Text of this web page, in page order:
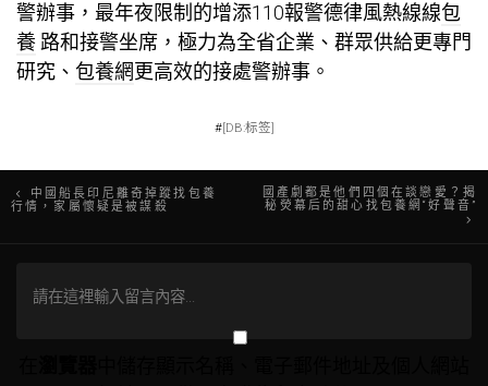
警辦事，最年夜限制的增添110報警德律風熱線線包
養 路和接警坐席，極力為全省企業、群眾供給更專門
研究、 包養網更高效的接處警辦事。
#[DB:标签]
文
導
中國船長印尼離奇掉蹤找包養
行情，家屬懷疑是被謀殺
國產劇都是他們四個在談戀愛？揭
秘熒幕后的甜心找包養網“好聲音”